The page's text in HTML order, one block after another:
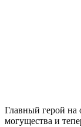
Главный герой на
могущества и